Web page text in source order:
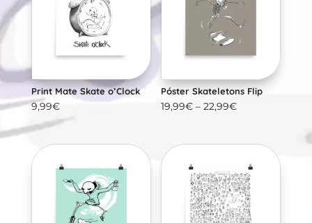
Print Mate Skate o’Clock
9,99€
Póster Skateletons Flip
19,99€ –22,99€